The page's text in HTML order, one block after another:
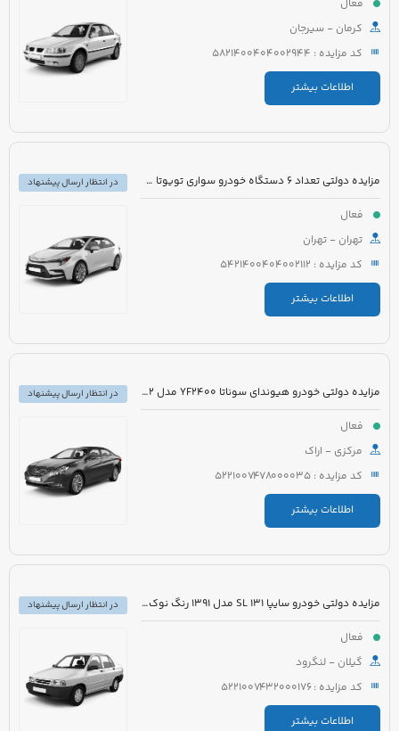
فعال
کرمان - سیرجان
کد مزایده : 5821400404002944
اطلاعات بیشتر
مزایده دولتی تعداد 6 دستگاه خودرو سواری تویوتا کرولا PIONEER هیبرید 1800cc مدل 2023
فعال
تهران - تهران
کد مزایده : 5421400404002112
اطلاعات بیشتر
در انتظار ارسال پیشنهاد
مزایده دولتی خودرو هیوندای سوناتا YF2400 مدل 2012 رنگ سفید متالیک
فعال
مرکزی - اراک
کد مزایده : 5221007478000035
اطلاعات بیشتر
در انتظار ارسال پیشنهاد
مزایده دولتی خودرو سایپا 131 SL مدل 1391 رنگ نوک مدادی متالیک
فعال
گیلان - لنگرود
کد مزایده : 5221007432000176
اطلاعات بیشتر
در انتظار ارسال پیشنهاد